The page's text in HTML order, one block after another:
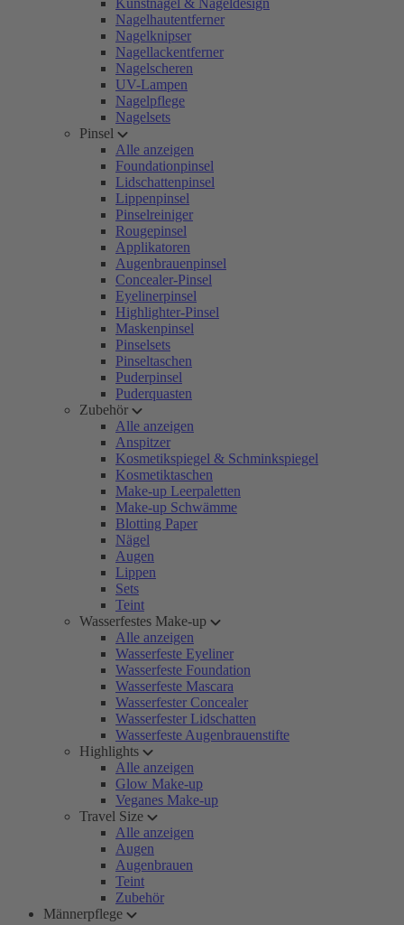
Kunstnägel & Nageldesign
Nagelhautentferner
Nagelknipser
Nagellackentferner
Nagelscheren
UV-Lampen
Nagelpflege
Nagelsets
Pinsel
Alle anzeigen
Foundationpinsel
Lidschattenpinsel
Lippenpinsel
Pinselreiniger
Rougepinsel
Applikatoren
Augenbrauenpinsel
Concealer-Pinsel
Eyelinerpinsel
Highlighter-Pinsel
Maskenpinsel
Pinselsets
Pinseltaschen
Puderpinsel
Puderquasten
Zubehör
Alle anzeigen
Anspitzer
Kosmetikspiegel & Schminkspiegel
Kosmetiktaschen
Make-up Leerpaletten
Make-up Schwämme
Blotting Paper
Nägel
Augen
Lippen
Sets
Teint
Wasserfestes Make-up
Alle anzeigen
Wasserfeste Eyeliner
Wasserfeste Foundation
Wasserfeste Mascara
Wasserfester Concealer
Wasserfester Lidschatten
Wasserfeste Augenbrauenstifte
Highlights
Alle anzeigen
Glow Make-up
Veganes Make-up
Travel Size
Alle anzeigen
Augen
Augenbrauen
Teint
Zubehör
Männerpflege